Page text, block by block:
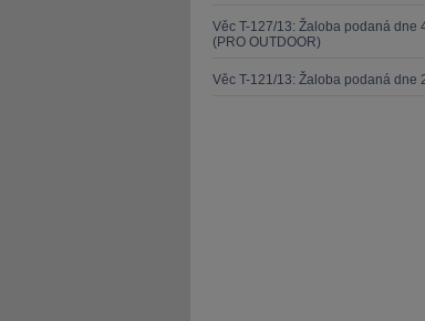
Věc T-127/13: Žaloba podaná
(PRO OUTDOOR)
Věc T-121/13: Žaloba podaná